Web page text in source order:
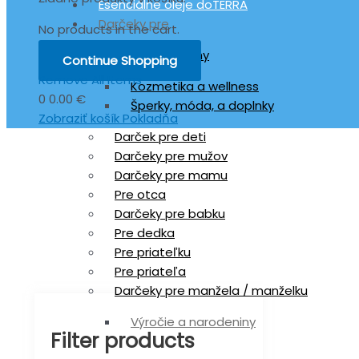
Esenciálne oleje doTERRA
Darčeky pre
Darček pre ženy
Kozmetika a wellness
Šperky, móda, a doplnky
Darček pre deti
Darčeky pre mužov
Darčeky pre mamu
Pre otca
Darčeky pre babku
Pre dedka
Pre priateľku
Pre priateľa
Darčeky pre manžela / manželku
Výročie a narodeniny
No products in the cart.
Continue Shopping
Remove All Items
0 0.00 €
Zobraziť košík Pokladňa
Filter products